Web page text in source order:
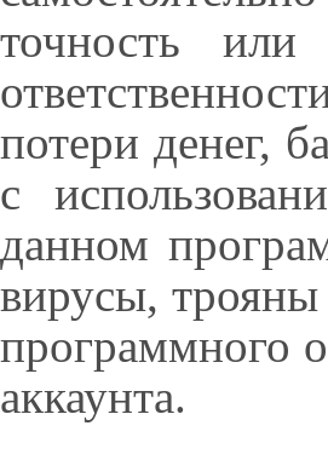
точность
потери денег,
с
данном
вирусы,
программного
аккаунта.